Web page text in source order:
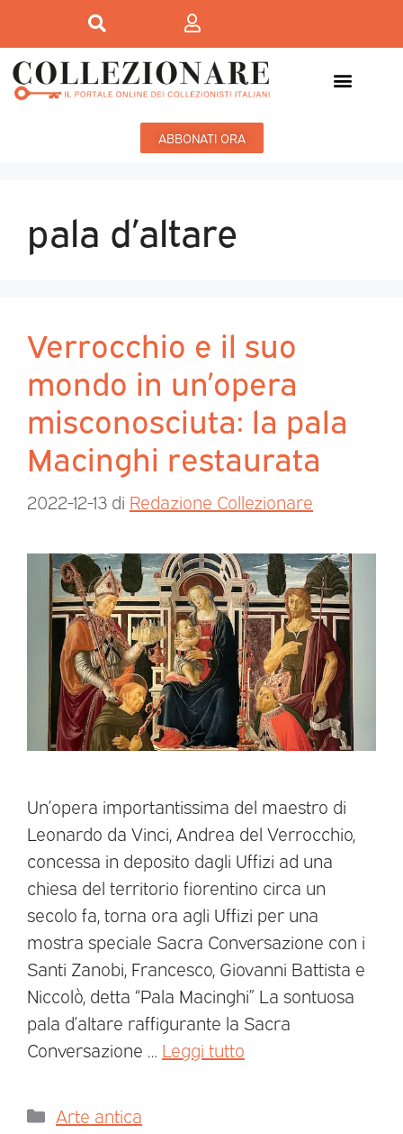
ABBONATI ORA
pala d’altare
Verrocchio e il suo
mondo in un’opera
misconosciuta: la pala
Macinghi restaurata
2022-12-13 di Redazione Collezionare
Un’opera importantissima del maestro di
Leonardo da Vinci, Andrea del Verrocchio,
concessa in deposito dagli Uffizi ad una
chiesa del territorio fiorentino circa un
secolo fa, torna ora agli Uffizi per una
mostra speciale Sacra Conversazione con i
Santi Zanobi, Francesco, Giovanni Battista e
Niccolò, detta “Pala Macinghi” La sontuosa
pala d’altare raffigurante la Sacra
Conversazione … Leggi tutto
Arte antica